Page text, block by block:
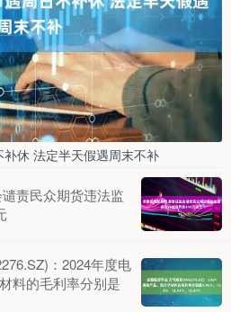
休 法定半天假遇周末不补
责民众期货违法监
：2024年度电
料的毛利率分别是